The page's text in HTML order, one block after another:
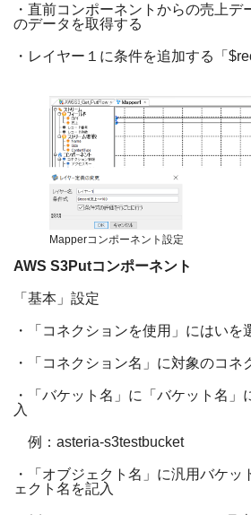
・直前コンポーネントからの売上デ
のデータを取得する
・レイヤー１に条件を追加する「
Mapperコンポーネント設定
AWS S3Putコンポーネント
「基本」設定
・「コネクションを使用」にはいを
・「コネクション名」に対象のコネ
・「バケット名」に「バケット名
入
例： asteria-s3testbucket
・「オブジェクト名」に汎用バケッ
ェクト名を記入